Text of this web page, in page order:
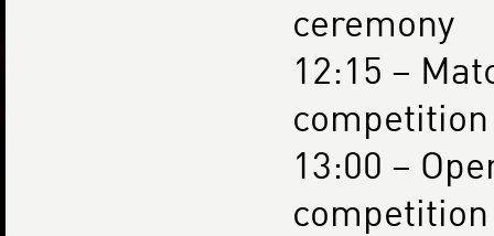
ceremony
12:15 –
competition
13:00 –
competition